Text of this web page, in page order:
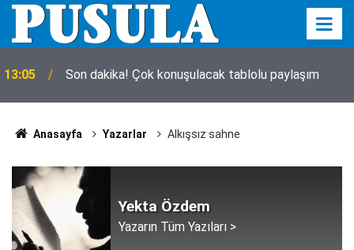
13:05 Son dakika! Çok konuşulacak tablolu paylaşım
Anasayfa Yazarlar Alkışsız sahne
Yekta Özdem
Yazarın Tüm Yazıları >